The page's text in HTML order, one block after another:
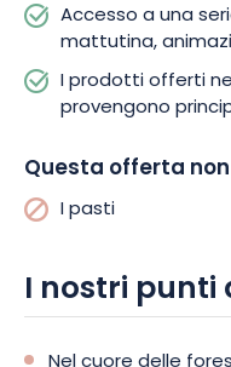
una vasta gamma di
Ad esempio, è possibile
o in kayak sul lago. Le
stazione sciistica di
campeggio.
Accesso a una
mattutina,
I prodotti offerti
provengono
Questa offerta
I pasti
I nostri punti